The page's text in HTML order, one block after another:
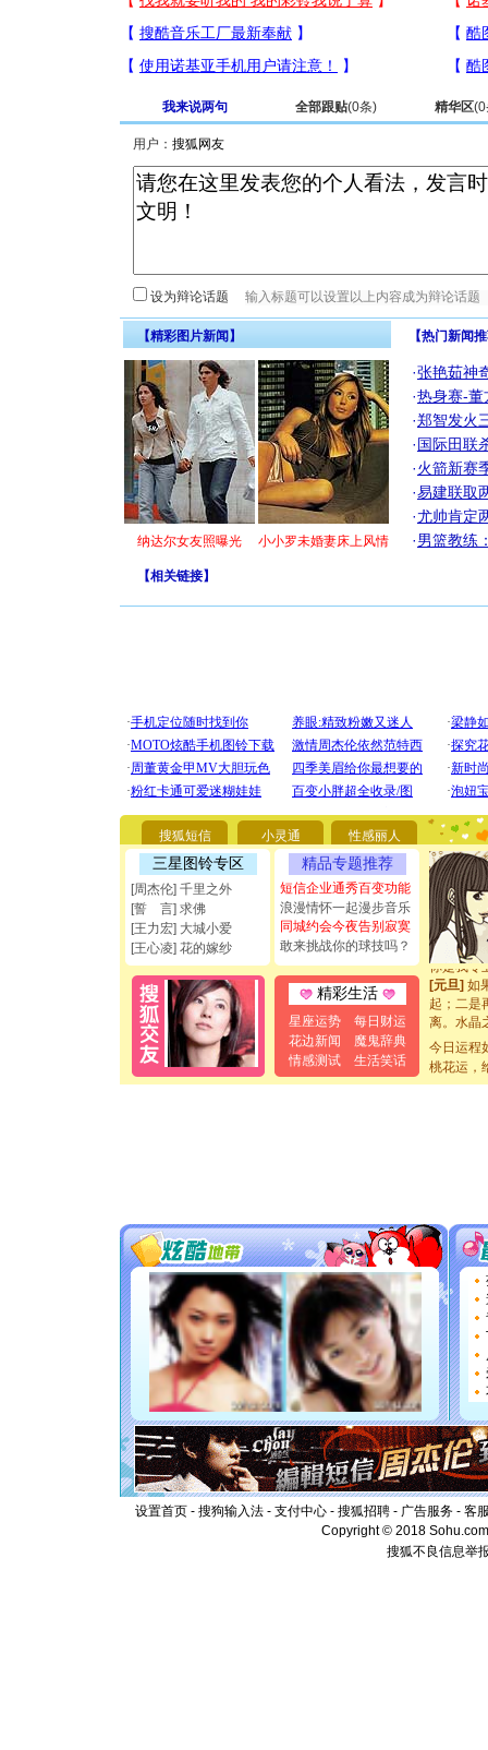
我来说两句 全部跟贴(0条) 精华区(0
用户：
设为辩论话题
【精彩图片新闻】
纳达尔女友照曝光 小小罗未婚妻床上风情
【热门新闻
·张艳茹神
·热身赛-董
·郑智发火
·国际田联
·火箭新赛
·易建联取
·尤帅肯定
·男篮教练
【相关链接】
搜狐短信 小灵通 性感丽人
三星图铃专区
[周杰伦] 千里之外
[誓 言] 求佛
[王力宏] 大城小爱
[王心凌] 花的嫁纱
精品专题推荐
短信企业通秀百变功能
浪漫情怀一起漫步音乐
同城约会今夜告别寂寞
敢来挑战你的球技吗？
精彩生活
星座运势
每日财运
花边新闻
魔鬼辞典
情感测试
生活笑话
[圣诞节]
你太多
[圣诞节]
能正大光
都要快乐
[圣诞节]
如意,快
[元旦]看
断电。爱
你是我专
[元旦]如
起；二是
离。水晶
[元旦] 当
泣，这痛
卖了。水
[春节]风
要平安！
[圣诞节]
能正大
都要快乐
[圣诞节]
如意,快
[元旦]
断电。
你是我
[元旦] 如
起；二是
离。水晶
[元旦]当
泣，这痛
卖了。水
[春节] 风
颜！冬去
道一声平
今日运程
桃花运，
设置首页 - 搜狗输入法 - 支付中心 - 搜狐招聘 - 广告服务 - 客
Copyright © 2018
搜狐不良信息举